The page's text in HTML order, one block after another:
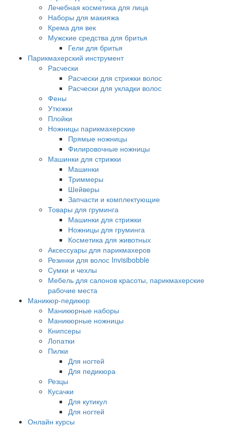
Лечебная косметика для лица
Наборы для макияжа
Крема для век
Мужские средства для бритья
Гели для бритья
Парикмахерский инструмент
Расчески
Расчески для стрижки волос
Расчески для укладки волос
Фены
Утюжки
Плойки
Ножницы парикмахерские
Прямые ножницы
Филировочные ножницы
Машинки для стрижки
Машинки
Триммеры
Шейверы
Запчасти и комплектующие
Товары для груминга
Машинки для стрижки
Ножницы для груминга
Косметика для животных
Аксессуары для парикмахеров
Резинки для волос Invisibobble
Сумки и чехлы
Мебель для салонов красоты, парикмахерские
рабочие места
Маникюр-педикюр
Маникюрные наборы
Маникюрные ножницы
Книпсеры
Лопатки
Пилки
Для ногтей
Для педикюра
Резцы
Кусачки
Для кутикул
Для ногтей
Онлайн курсы